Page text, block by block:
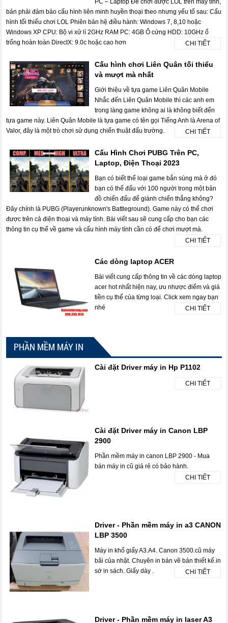
PC – Laptop Để chơi được LOL trên máy tính,
bản phải đảm bảo cấu hình liên minh huyền thoại theo nhưng yếu tố sau: Cấu
hình tối thiểu chơi LOL Phiên bản hệ điều hành: Windows 7, 8,10 hoặc
Windows XP CPU: Bộ vi xử lí 2GHz RAM PC: 4GB Ổ cứng HDD: 10GHz ổ
trống hoàn toàn DirectX: 9.0c hoặc cao hơn
CHI TIẾT
Cấu hình chơi Liên Quân tối thiểu
và mượt mà nhất
Giới thiệu về tựa game Liên Quân Mobile
Nhắc đến Liên Quân Mobile thì các anh em
trong làng game không ai là không biết đến
tựa game này. Liên Quân Mobile là tựa game có tên gọi Tiếng Anh là Arena of
Valor, đây là một trò chơi sử dụng chiến thuật đấu trường.
CHI TIẾT
Cấu Hình Chơi PUBG Trên PC,
Laptop, Điện Thoại 2023
Bạn có biết thể loại game bắn súng mà ở đó
bạn có thể đấu với 100 người trong một bản
đồ chiến đấu để giành chiến thắng không?
Đây chính là PUBG (Playerunknown's Battleground). Game này có thể chơi
được trên cả điện thoại và máy tính. Bài viết sau sẽ cung cấp cho bạn các
thông tin cụ thể về game và cấu hình máy tính cần có để chơi mượt mà.
CHI TIẾT
Các dòng laptop ACER
Bài viết cung cấp thông tin về các dòng laptop
acer hot nhất hiện nay, ưu nhược điểm và giá
tiền cụ thể của từng loại. Click xem ngay bạn
nhé
CHI TIẾT
PHẦN MỀM MÁY IN
Cài đặt Driver máy in Hp P1102
CHI TIẾT
Cài đặt Driver máy in Canon LBP
2900
Phần mềm máy in canon LBP 2900 - Mua
bán máy in cũ giá rẻ có bảo hành.
CHI TIẾT
Driver - Phần mềm máy in a3 CANON
LBP 3500
Máy in khổ giấy A3.A4. Canon 3500.cũ máy
bãi của nhật. Chuyên in bản vẽ bản thiết kế.in
sớ in sách. Giấy dày .
CHI TIẾT
Driver - Phần mềm máy in laser A3